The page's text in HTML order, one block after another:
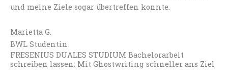
und meine Ziele sogar übertreffen konnte.
Marietta G.
BWL Studentin
FRESENIUS DUALES STUDIUM Bachelorarbeit
schreiben lassen: Mit Ghostwriting schneller ans Ziel